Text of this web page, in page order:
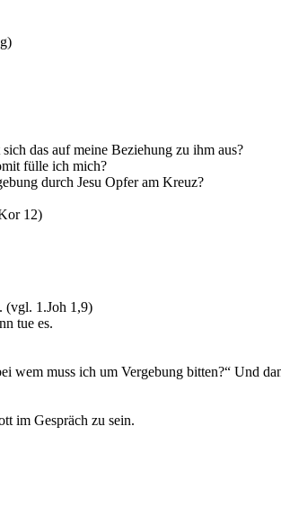
das auf meine Beziehung zu ihm aus?
fülle ich mich?
durch Jesu Opfer am Kreuz?
12)
(vgl. 1.Joh 1,9)
tue es.
wem muss ich um Vergebung bitten?“ Und
im Gespräch zu sein.